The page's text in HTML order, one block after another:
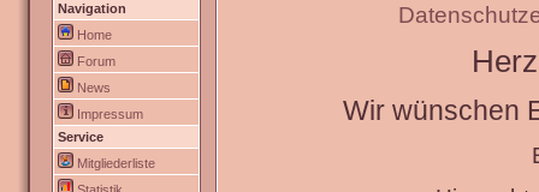
Navigation
Home
Forum
News
Impressum
Service
Mitgliederliste
Wir wünschen